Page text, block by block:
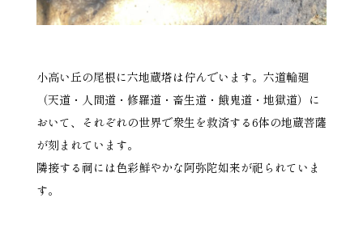
小高い丘の尾根に六地蔵塔は佇んでいます。六道輪廻
（天道・人間道・修羅道・畜生道・餓鬼道・地獄道）に
おいて、それぞれの世界で衆生を救済する6体の地蔵菩薩
が刻まれています。
隣接する祠には色彩鮮やかな阿弥陀如来が祀られていま
す。